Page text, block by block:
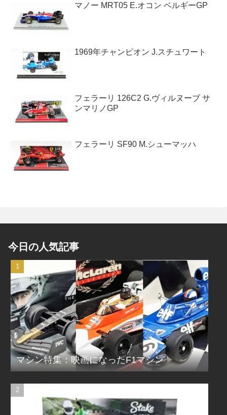
マノー MRT05 E.オコン ベルギーGP
1969年チャンピオン J.スチュワート
フェラーリ 126C2 G.ヴィルヌーブ サ
ンマリノGP
フェラーリ SF90 M.シューマッハ
今日の人気記事
マシン特集：映画になったF1マシン